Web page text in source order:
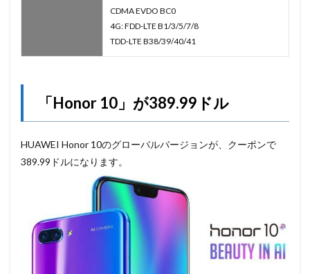
CDMA EVDO BC0
4G: FDD-LTE B1/3/5/7/8
TDD-LTE B38/39/40/41
「Honor 10」が389.99ドル
HUAWEI Honor 10のグローバルバージョンが、クーポンで
389.99ドルになります。